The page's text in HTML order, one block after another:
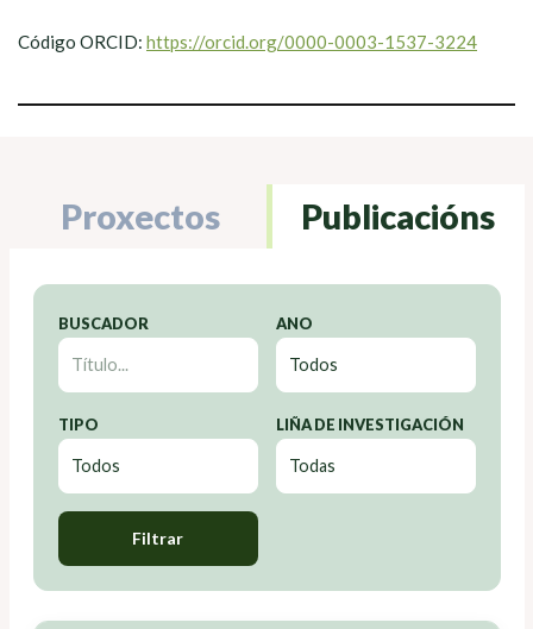
Código ORCID: https://orcid.org/0000-0003-1537-3224
Proxectos Publicacións
BUSCADOR ANO
TIPO LIÑA DE INVESTIGACIÓN
Filtrar